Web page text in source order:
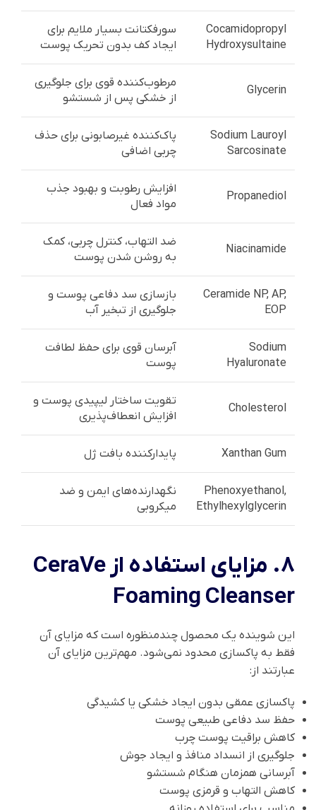
Cocamidopropyl
Hydroxysultaine
سورفکتانت بسیار ملایم برای
ایجاد کف بدون تحریک پوست
Glycerin
مرطوب‌کننده قوی برای جلوگیری
از خشکی پس از شستشو
Sodium Lauroyl
Sarcosinate
پاک‌کننده غیرصابونی برای حذف
چربی اضافی
Propanediol
افزایش رطوبت و بهبود جذب
مواد فعال
Niacinamide
ضد التهاب، کنترل چربی، کمک
به روشن شدن پوست
Ceramide NP, AP,
EOP
بازسازی سد دفاعی پوست و
جلوگیری از تبخیر آب
Sodium
Hyaluronate
آبرسان قوی برای حفظ لطافت
پوست
Cholesterol
تقویت ساختار لیپیدی پوست و
افزایش انعطاف‌پذیری
Xanthan Gum پایدارکننده بافت ژل
Phenoxyethanol,
Ethylhexylglycerin
نگهدارنده‌های ایمن و ضد
میکروبی
8. مزایای استفاده از CeraVe
Foaming Cleanser
این شوینده یک محصول چندمنظوره است که مزایای آن
فقط به پاکسازی محدود نمی‌شود. مهم‌ترین مزایای آن
عبارتند از:
پاکسازی عمقی بدون ایجاد خشکی یا کشیدگی
حفظ سد دفاعی طبیعی پوست
کاهش براقیت پوست چرب
جلوگیری از انسداد منافذ و ایجاد جوش
آبرسانی همزمان هنگام شستشو
کاهش التهاب و قرمزی پوست